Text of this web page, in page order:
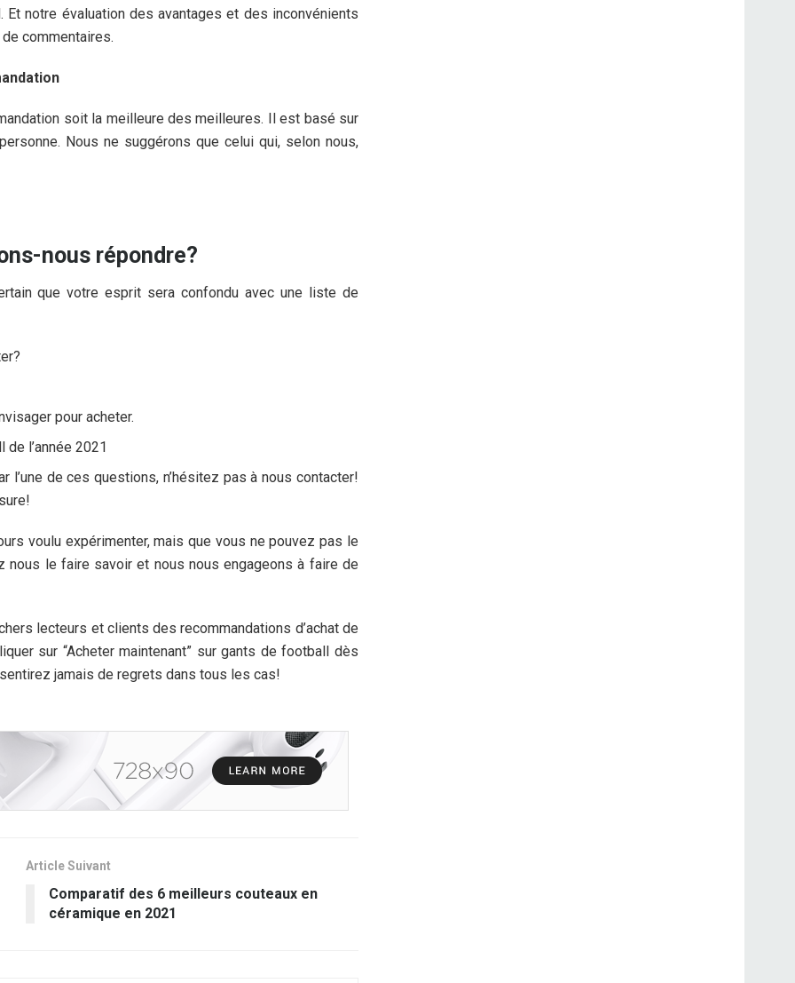
notre évaluation des avantages et des inconvénients
commentaires.
soit la meilleure des meilleures. Il est basé sur
Nous ne suggérons que celui qui, selon nous,
nous répondre?
que votre esprit sera confondu avec une liste de
pour acheter.
l’année 2021
de ces questions, n’hésitez pas à nous contacter!
voulu expérimenter, mais que vous ne pouvez pas le
le faire savoir et nous nous engageons à faire de
lecteurs et clients des recommandations d’achat de
sur “Acheter maintenant” sur gants de football dès
jamais de regrets dans tous les cas!
Article Suivant
Comparatif des 6 meilleurs couteaux en
céramique en 2021